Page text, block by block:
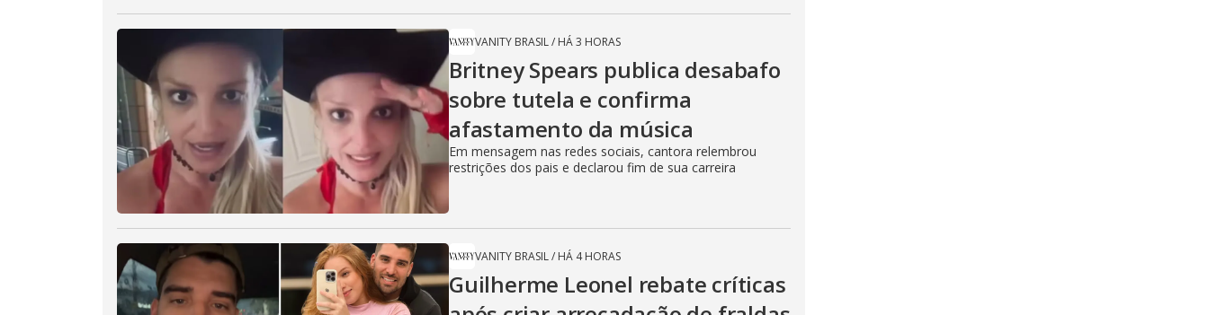
VANITY BRASIL/ HÁ 3 HORAS
Britney Spears publica desabafo
sobre tutela e confirma
afastamento da música
Em mensagem nas redes sociais, cantora relembrou
restrições dos pais e declarou fim de sua carreira
VANITY BRASIL/ HÁ 4 HORAS
Guilherme Leonel rebate críticas